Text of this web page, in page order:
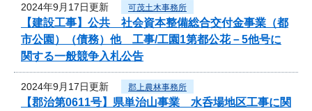
2024年9月17日更新 可茂土木事務所
【建設工事】公共 社会資本整備総合交付金事業（都
市公園）（債務）他 工事/工園1第都公花－5他号に
関する一般競争入札公告
2024年9月17日更新 郡上農林事務所
【郡治第0611号】県単治山事業 水呑場地区工事に関